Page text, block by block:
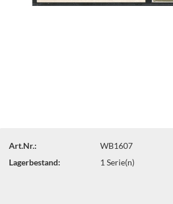
Art.Nr.:
WB1607
Lagerbestand:
1Serie(n)